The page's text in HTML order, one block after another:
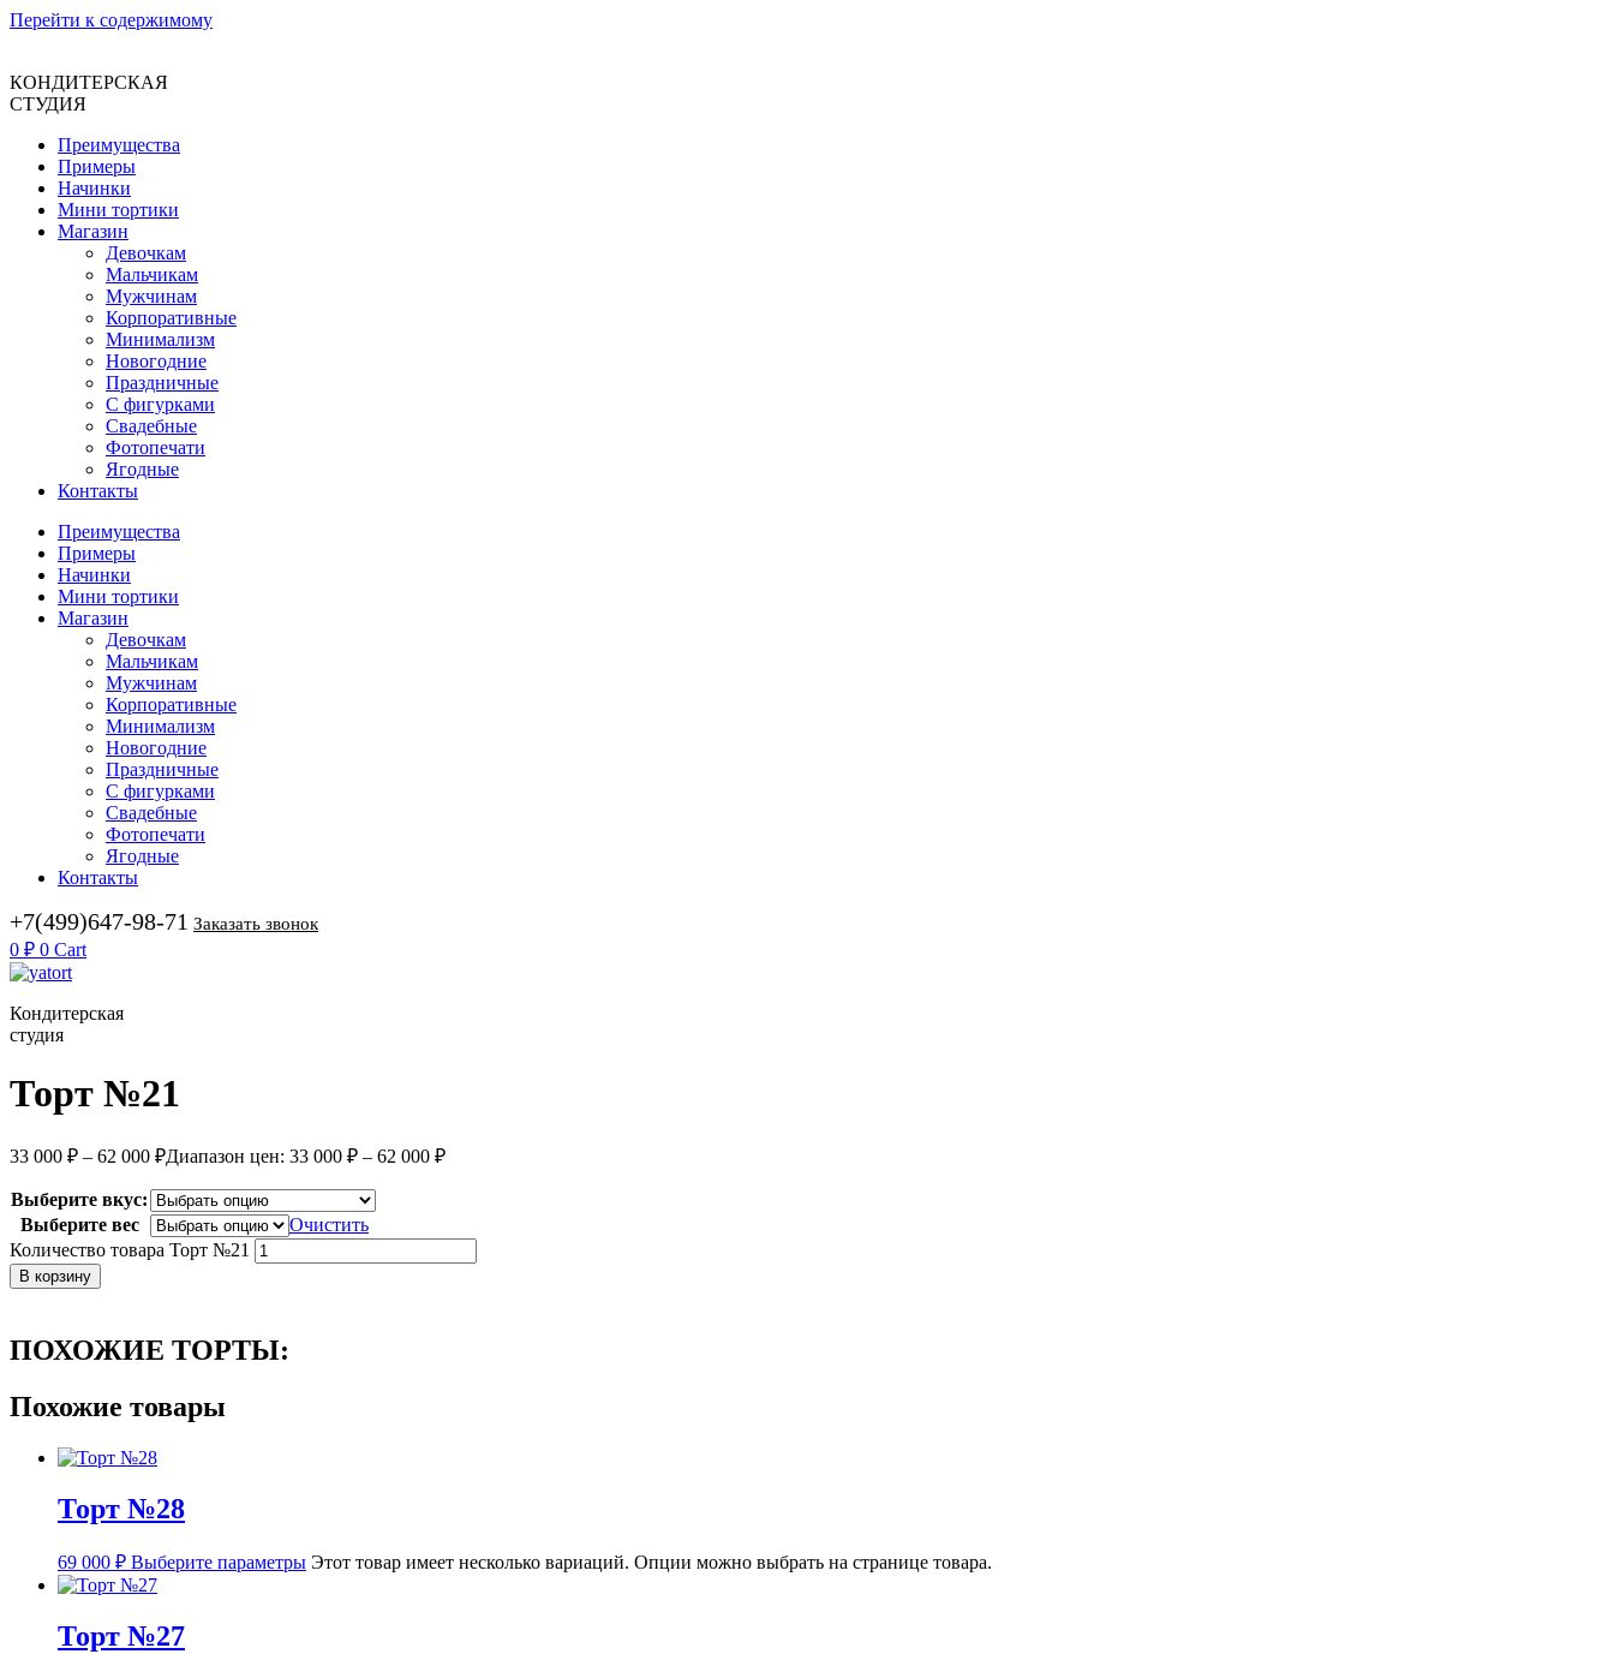
Перейти к содержимому
КОНДИТЕРСКАЯ
СТУДИЯ
Преимущества
Примеры
Начинки
Мини тортики
Магазин
Девочкам
Мальчикам
Мужчинам
Корпоративные
Минимализм
Новогодние
Праздничные
С фигурками
Свадебные
Фотопечати
Ягодные
Контакты
Преимущества
Примеры
Начинки
Мини тортики
Магазин
Девочкам
Мальчикам
Мужчинам
Корпоративные
Минимализм
Новогодние
Праздничные
С фигурками
Свадебные
Фотопечати
Ягодные
Контакты
+7(499)647-98-71 Заказать звонок
0 ₽ 0 Cart
Кондитерская
студия
Торт №21
33 000 ₽ – 62 000 ₽Диапазон цен: 33 000 ₽ – 62 000 ₽
Выберите вкус:
Выберите вес
Очистить
Количество товара Торт №21
В корзину
ПОХОЖИЕ ТОРТЫ:
Похожие товары
Торт №28
69 000 ₽ Выберите параметры Этот товар имеет несколько вариаций. Опции можно выбрать на странице товара.
Торт №27